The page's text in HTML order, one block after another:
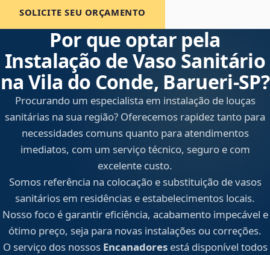
SOLICITE SEU ORÇAMENTO
Por que optar pela
Instalação de Vaso Sanitário
na Vila do Conde, Barueri‑SP?
Procurando um especialista em instalação de louças
sanitárias na sua região? Oferecemos rapidez tanto para
necessidades comuns quanto para atendimentos
imediatos, com um serviço técnico, seguro e com
excelente custo.
Somos referência na colocação e substituição de vasos
sanitários em residências e estabelecimentos locais.
Nosso foco é garantir eficiência, acabamento impecável e
ótimo preço, seja para novas instalações ou correções.
O serviço dos nossos Encanadoresestá disponível todos